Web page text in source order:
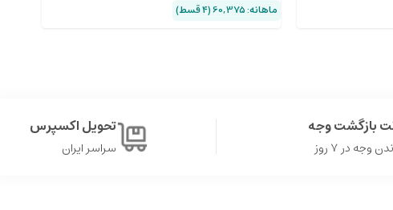
ماهانه: 60,375 (۴ قسط)
بازگشت وجه
وجه در ۷ روز
تحویل اکسپرس
سراسر ایران